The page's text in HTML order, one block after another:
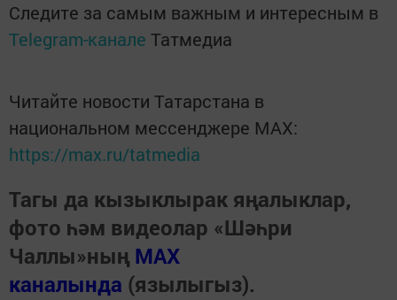
Следите за самым важным и интересным в
Telegram-канале Татмедиа
Читайте новости Татарстана в
национальном мессенджере MАХ:
https://max.ru/tatmedia
Тагы да кызыклырак яңалыклар,
фото һәм видеолар «Шәһри
Чаллы»ның MAX
каналында (язылыгыз).